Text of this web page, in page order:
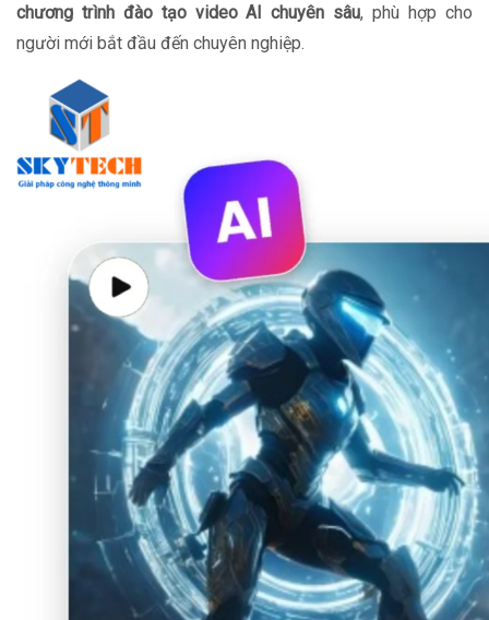
chương trình đào tạo video AI chuyên sâu, phù hợp cho
người mới bắt đầu đến chuyên nghiệp.